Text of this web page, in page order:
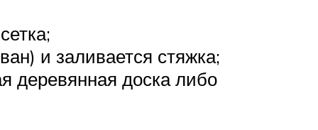
и заливается стяжка;
деревянная доска либо